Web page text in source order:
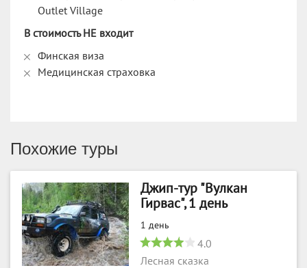
Outlet Village
В стоимость НЕ входит
Финская виза
Медицинская страховка
Похожие туры
Джип-тур "Вулкан
Гирвас", 1 день
1 день
4.0
Лесная сказка